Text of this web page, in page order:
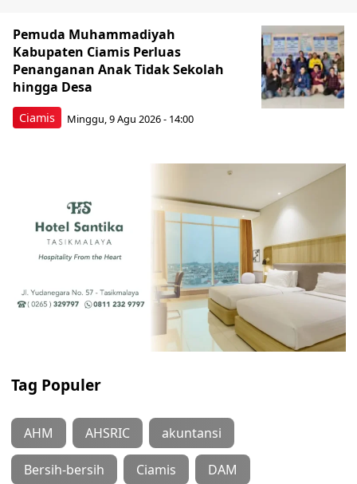
Ciamis
Pemuda Muhammadiyah
Kabupaten Ciamis Perluas
Penanganan Anak Tidak Sekolah
hingga Desa
Minggu, 9 Agu 2026 - 14:00
Tag Populer
AHM AHSRIC akuntansi
Bersih-bersih Ciamis DAM